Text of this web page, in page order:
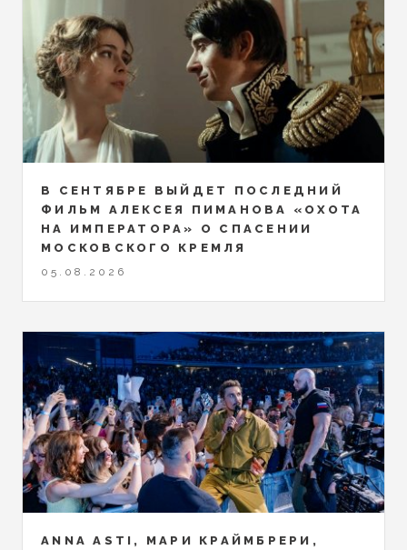
В СЕНТЯБРЕ ВЫЙДЕТ ПОСЛЕДНИЙ
ФИЛЬМ АЛЕКСЕЯ ПИМАНОВА «ОХОТА
НА ИМПЕРАТОРА» О СПАСЕНИИ
МОСКОВСКОГО КРЕМЛЯ
05.08.2026
ANNA ASTI, МАРИ КРАЙМБРЕРИ,